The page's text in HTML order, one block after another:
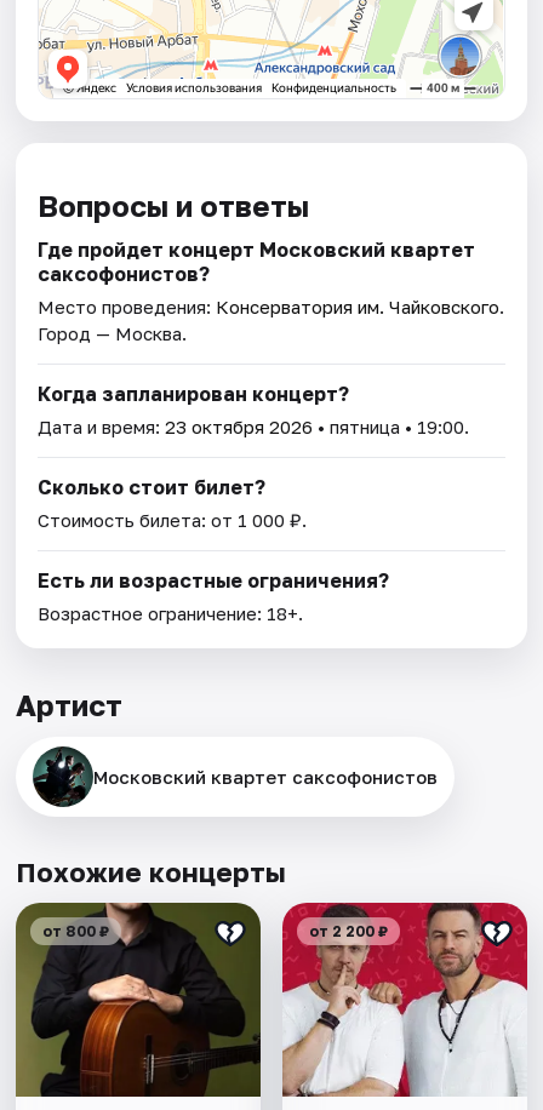
Вопросы и ответы
Где пройдет концерт Московский квартет
саксофонистов?
Место проведения: Консерватория им. Чайковского.
Город — Москва.
Когда запланирован концерт?
Дата и время:23 октября 2026 • пятница • 19:00.
Сколько стоит билет?
Стоимость билета: от 1 000 ₽.
Есть ли возрастные ограничения?
Возрастное ограничение: 18+.
Артист
Московский квартет саксофонистов
Похожие концерты
от 800 ₽ от 2 200 ₽